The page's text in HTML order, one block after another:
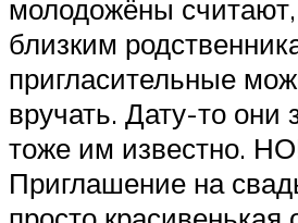
молодожёны
близким
пригласительные
вручать. Дату-то они
тоже им известно.
Приглашение на